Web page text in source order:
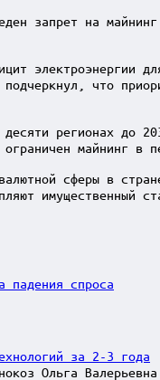
запрет на
электроэнергии
что
регионах до
майнинг в
сферы в
имущественный
падения спроса
за 2-3 года
Ольга